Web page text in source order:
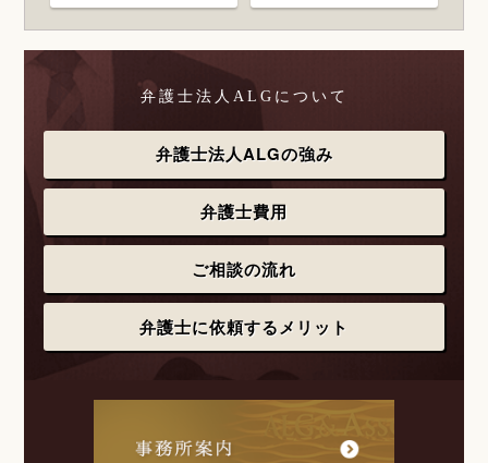
弁護士法人ALGについて
弁護士法人ALGの強み
弁護士費用
ご相談の流れ
弁護士に依頼するメリット